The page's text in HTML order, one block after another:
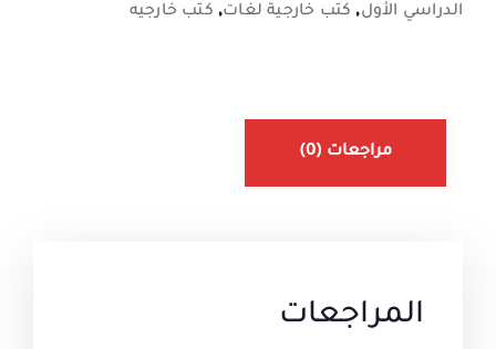
الدراسي الأول, كتب خارجية لغات, كتب خارجيه
مراجعات (0)
المراجعات